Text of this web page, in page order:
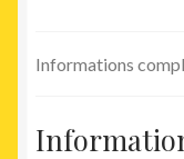
Informations